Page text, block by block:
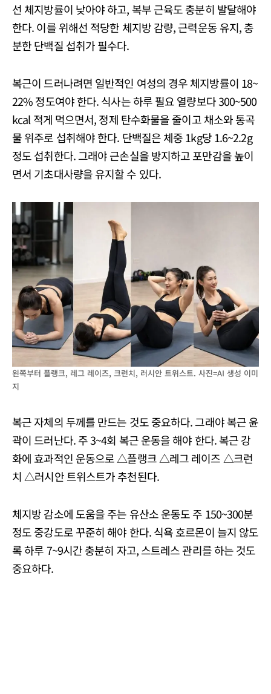
선 체지방률이 낮아야 하고, 복부 근육도 충분히 발달해야
한다. 이를 위해선 적당한 체지방 감량, 근력운동 유지, 충
분한 단백질 섭취가 필수다.
복근이 드러나려면 일반적인 여성의 경우 체지방률이 18~
22% 정도여야 한다. 식사는 하루 필요 열량보다 300~500
kcal 적게 먹으면서, 정제 탄수화물을 줄이고 채소와 통곡
물 위주로 섭취해야 한다. 단백질은 체중 1kg당 1.6~2.2g
정도 섭취한다. 그래야 근손실을 방지하고 포만감을 높이
면서 기초대사량을 유지할 수 있다.
왼쪽부터 플랭크, 레그 레이즈, 크런치, 러시안 트위스트. 사진=AI 생성 이미
지
복근 자체의 두께를 만드는 것도 중요하다. 그래야 복근 윤
곽이 드러난다. 주 3~4회 복근 운동을 해야 한다. 복근 강
화에 효과적인 운동으로 △플랭크 △레그 레이즈 △크런
치 △러시안 트위스트가 추천된다.
체지방 감소에 도움을 주는 유산소 운동도 주 150~300분
정도 중강도로 꾸준히 해야 한다. 식욕 호르몬이 늘지 않도
록 하루 7~9시간 충분히 자고, 스트레스 관리를 하는 것도
중요하다.